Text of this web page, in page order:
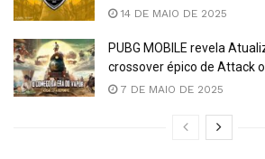
14 DE MAIO DE 2025
PUBG MOBILE revela
crossover épico de Attack
7 DE MAIO DE 2025